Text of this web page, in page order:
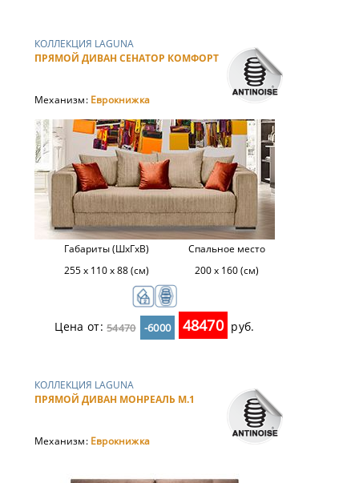
КОЛЛЕКЦИЯ LAGUNA
ПРЯМОЙ ДИВАН СЕНАТОР КОМФОРТ
Механизм: Еврокнижка
Габариты (ШхГхВ)
255 x 110 x 88 (см)
Спальное место
200 х 160 (см)
Цена от:54470 -6000 48470 руб.
КОЛЛЕКЦИЯ LAGUNA
ПРЯМОЙ ДИВАН МОНРЕАЛЬ М.1
Механизм: Еврокнижка